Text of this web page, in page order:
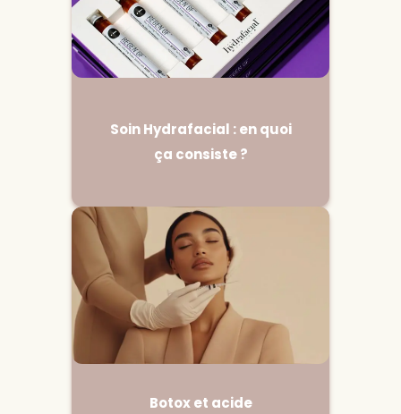
Soin Hydrafacial : en quoi
ça consiste ?
Botox et acide